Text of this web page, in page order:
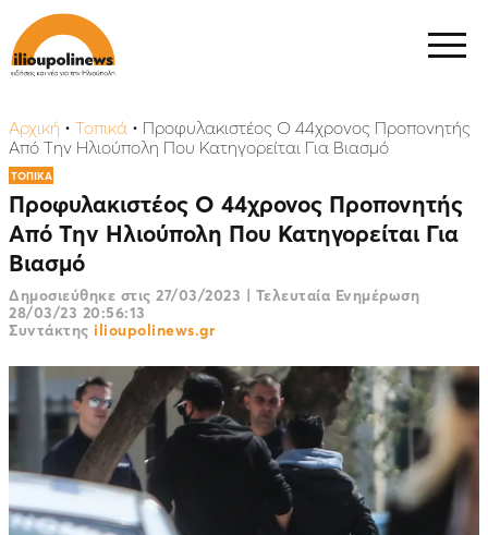
Αρχική • Τοπικά • Προφυλακιστέος Ο 44χρονος Προπονητής
Από Την Ηλιούπολη Που Κατηγορείται Για Βιασμό
ΤΟΠΙΚΑ
Προφυλακιστέος Ο 44χρονος Προπονητής
Από Την Ηλιούπολη Που Κατηγορείται Για
Βιασμό
Δημοσιεύθηκε στις 27/03/2023 | Τελευταία Ενημέρωση
28/03/23 20:56:13
Συντάκτης ilioupolinews.gr